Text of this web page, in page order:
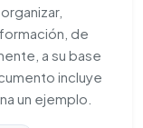
de
a su base
incluye
un ejemplo.